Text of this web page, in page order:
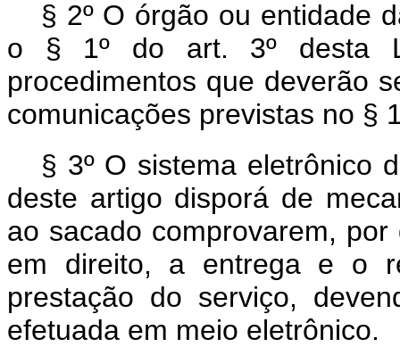
§ 2º O órgão ou entidade
o § 1º do art. 3º desta
procedimentos que deverão
comunicações previstas no §
§ 3º O sistema eletrônico
deste artigo disporá de
ao sacado comprovarem,
em direito, a entrega e o
prestação do serviço,
efetuada em meio eletrônico.